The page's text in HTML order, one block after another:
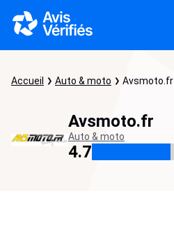
Accueil Auto & moto Avsmoto.fr
Avsmoto.fr
Auto & moto
4.7